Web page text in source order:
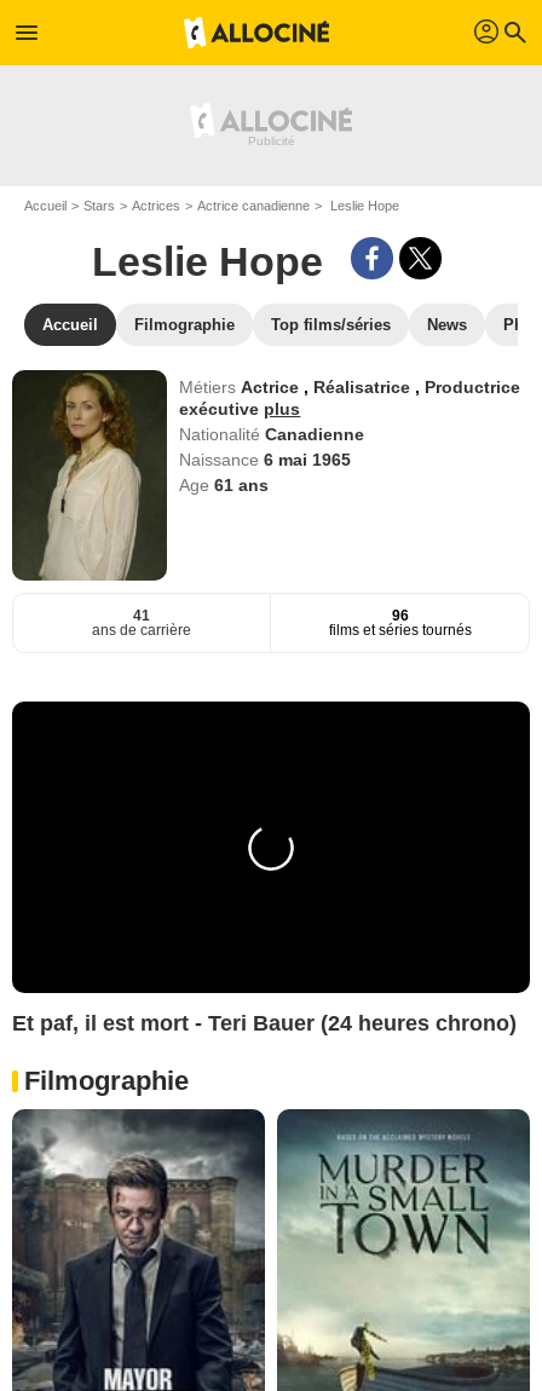
menu profil search
Accueil Stars Actrices Actrice canadienne Leslie Hope
Leslie Hope
Accueil Filmographie Top films/séries News
MétiersActrice , Réalisatrice , Productrice
exécutive plus
NationalitéCanadienne
Naissance6 mai 1965
Age61 ans
41
ans de carrière
96
films et séries tournés
Et paf, il est mort - Teri Bauer (24 heures chrono)
Filmographie